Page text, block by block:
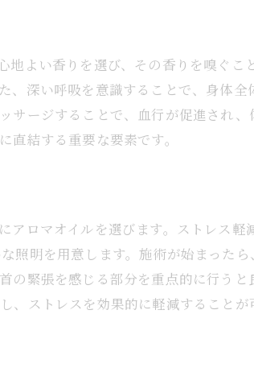
地よい香りを選び、その香りを嗅ぐこ
、深い呼吸を意識することで、身体全
サージすることで、血行が促進され、
結する重要な要素です。
アロマオイルを選びます。ストレス軽
照明を用意します。施術が始まったら
の緊張を感じる部分を重点的に行うと
、ストレスを効果的に軽減することが